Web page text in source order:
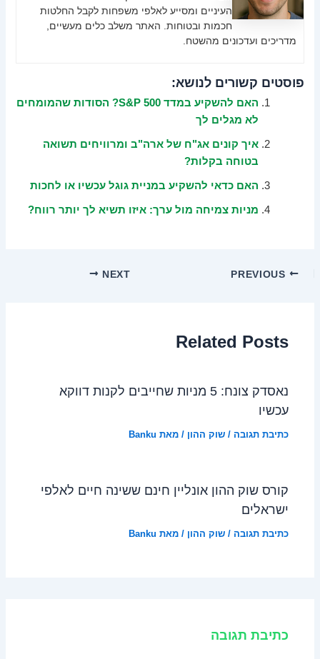
העיניים ומסייע לאלפי משפחות לקבל החלטות
חכמות ובטוחות. האתר משלב כלים מעשיים,
מדריכים ועדכונים מהשטח.
פוסטים קשורים לנושא:
האם להשקיע במדד S&P 500? הסודות שהמומחים
לא מגלים לך
איך קונים אג"ח של ארה"ב ומרוויחים תשואה
בטוחה בקלות?
האם כדאי להשקיע במניית גוגל עכשיו או לחכות
מניות צמיחה מול ערך: איזו תשיא לך יותר רווח?
NEXT
Related Posts
נאסדק צונח: 5 מניות שחייבים לקנות דווקא
עכשיו
כתיבת תגובה /שוק ההון / מאת Banku
קורס שוק ההון אונליין חינם ששינה חיים לאלפי
ישראלים
כתיבת תגובה /שוק ההון / מאת Banku
כתיבת תגובה